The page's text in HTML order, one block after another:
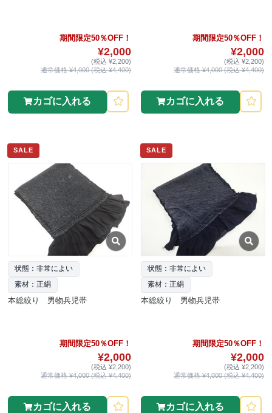
期間限定50％OFF！
¥2,000
(税込 ¥2,200)
通常価格 ¥4,000 (税込 ¥4,400)
カゴに入れる
期間限定50％OFF！
¥2,000
(税込 ¥2,200)
通常価格 ¥4,000 (税込 ¥4,400)
カゴに入れる
SALE
状態：非常によい
素材：正絹
本総絞り 男物兵児帯
期間限定50％OFF！
¥2,000
(税込 ¥2,200)
通常価格 ¥4,000 (税込 ¥4,400)
カゴに入れる
SALE
状態：非常によい
素材：正絹
本総絞り 男物兵児帯
期間限定50％OFF！
¥2,000
(税込 ¥2,200)
通常価格 ¥4,000 (税込 ¥4,400)
カゴに入れる